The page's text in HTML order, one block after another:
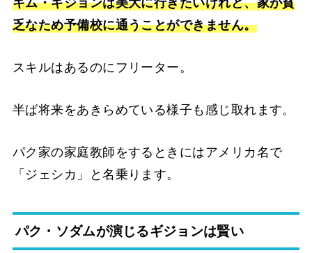
キム・ギジョンは美大に行きたいけれど、家が貧
乏なため予備校に通うことができません。
スキルはあるのにフリーター。
半ば将来をあきらめている様子も感じ取れます。
パク家の家庭教師をするときにはアメリカ名で
「ジェシカ」と名乗ります。
パク・ソダムが演じるギジョンは賢い